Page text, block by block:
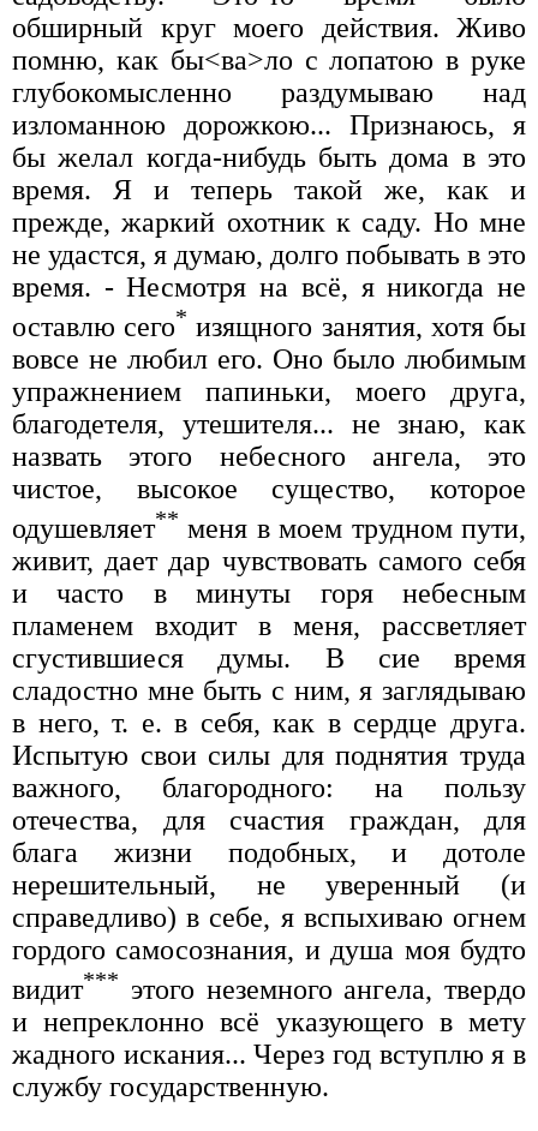
обширный круг моего действия. Живо
помню, как бы<ва>ло с лопатою в руке
глубокомысленно раздумываю над
изломанною дорожкою... Признаюсь, я
бы желал когда-нибудь быть дома в это
время. Я и теперь такой же, как и
прежде, жаркий охотник к саду. Но мне
не удастся, я думаю, долго побывать в это
время. - Несмотря на всё, я никогда не
оставлю сего* изящного занятия, хотя бы
вовсе не любил его. Оно было любимым
упражнением папиньки, моего друга,
благодетеля, утешителя... не знаю, как
назвать этого небесного ангела, это
чистое, высокое существо, которое
одушевляет** меня в моем трудном пути,
живит, дает дар чувствовать самого себя
и часто в минуты горя небесным
пламенем входит в меня, рассветляет
сгустившиеся думы. В сие время
сладостно мне быть с ним, я заглядываю
в него, т. е. в себя, как в сердце друга.
Испытую свои силы для поднятия труда
важного, благородного: на пользу
отечества, для счастия граждан, для
блага жизни подобных, и дотоле
нерешительный, не уверенный (и
справедливо) в себе, я вспыхиваю огнем
гордого самосознания, и душа моя будто
видит*** этого неземного ангела, твердо
и непреклонно всё указующего в мету
жадного искания... Через год вступлю я в
службу государственную.